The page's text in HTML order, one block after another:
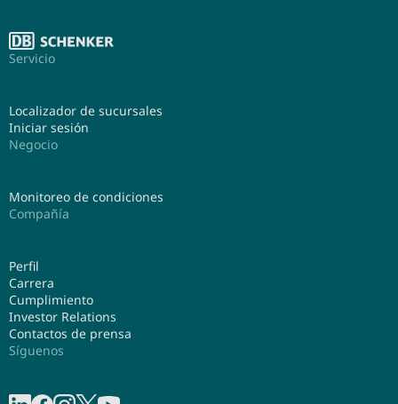
Servicio
Localizador de sucursales
Iniciar sesión
Negocio
Monitoreo de condiciones
Compañía
Perfil
Carrera
Cumplimiento
Investor Relations
Contactos de prensa
Síguenos